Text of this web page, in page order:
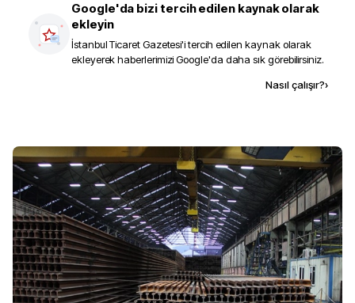
Google'da bizi tercih edilen kaynak olarak
ekleyin
İstanbul Ticaret Gazetesi'i tercih edilen kaynak olarak
ekleyerek haberlerimizi Google'da daha sık görebilirsiniz.
Nasıl çalışır?›